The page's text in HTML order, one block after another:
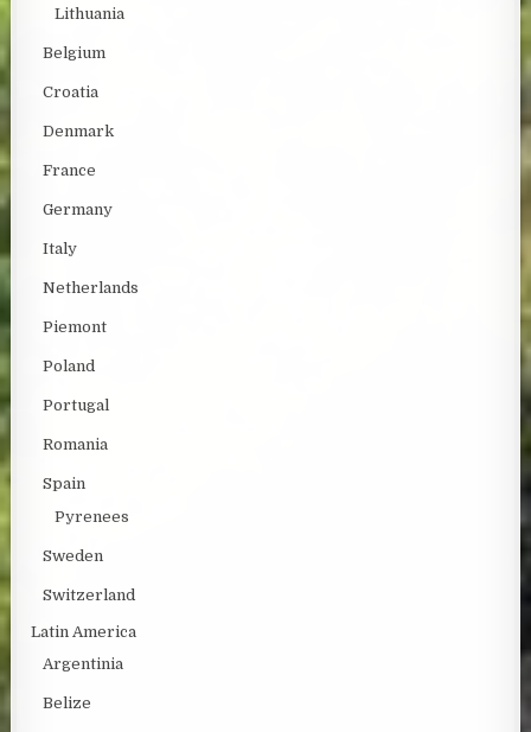
Lithuania
Belgium
Croatia
Denmark
France
Germany
Italy
Netherlands
Piemont
Poland
Portugal
Romania
Spain
Pyrenees
Sweden
Switzerland
Latin America
Argentinia
Belize